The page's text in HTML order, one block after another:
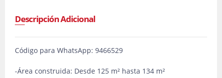
Descripción Adicional
Código para WhatsApp: 9466529
-Área construida: Desde 125 m² hasta 134 m²